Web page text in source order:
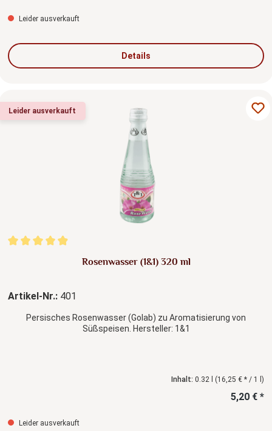
Leider ausverkauft
Details
Leider ausverkauft
Durchschnittliche Bewertung von 4.92 von 5 Sternen
Rosenwasser (1&1) 320 ml
Artikel-Nr.: 401
Persisches Rosenwasser (Golab) zu Aromatisierung von
Süßspeisen. Hersteller: 1&1
Inhalt: 0.32 l (16,25 € * / 1 l)
5,20 € *
Leider ausverkauft